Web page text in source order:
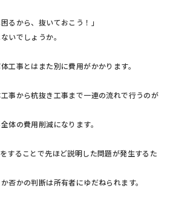
るから、抜いておこう！」
いでしょうか。
工事とはまた別に費用がかかります。
事から杭抜き工事まで一連の流れで行うのが
体の費用削減になります。
することで先ほど説明した問題が発生するた
否かの判断は所有者にゆだねられます。